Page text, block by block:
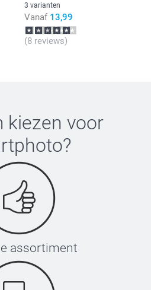
3 varianten
Vanaf 13,99
(8 reviews)
kiezen voor
?
assortiment